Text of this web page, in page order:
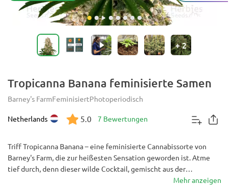
+2
Tropicanna Banana feminisierte Samen
Barney's FarmFeminisiertPhotoperiodisch
Netherlands 5.0 7 Bewertungen
Triff Tropicanna Banana – eine feminisierte Cannabissorte von
Barney's Farm, die zur heißesten Sensation geworden ist. Atme
tief durch, denn dieser wilde Cocktail, gemischt aus der
potentesten Marihuana-Genetik, ist kurz davor, überzulaufen! Es
Mehr anzeigen